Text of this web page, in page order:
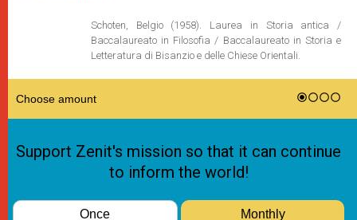
Schoten, Belgio (1958). Laurea in Storia antica /
Baccalaureato in Filosofia / Baccalaureato in Storia e
Letteratura di Bisanzio e delle Chiese Orientali.